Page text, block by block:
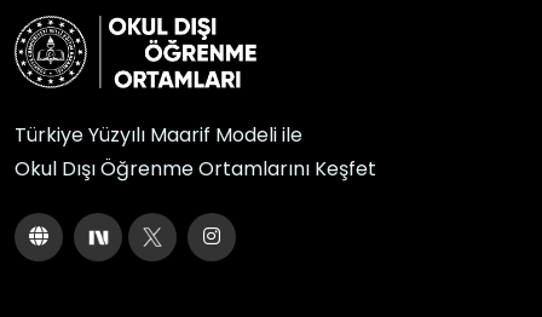
Türkiye Yüzyılı Maarif Modeli ile
Okul Dışı Öğrenme Ortamlarını Keşfet